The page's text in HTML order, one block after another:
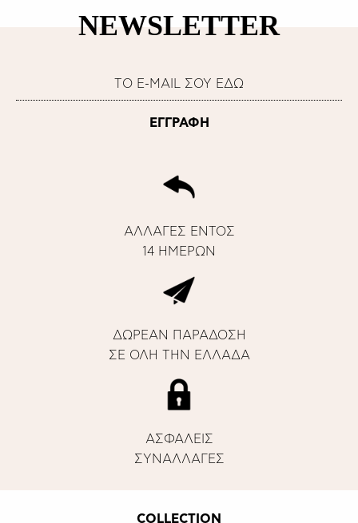
NEWSLETTER
ΑΛΛΑΓΕΣ ΕΝΤΟΣ
14 ΗΜΕΡΩΝ
ΔΩΡΕΑΝ ΠΑΡΑΔΟΣΗ
ΣΕ ΟΛΗ ΤΗΝ ΕΛΛΑΔΑ
ΑΣΦΑΛΕΙΣ
ΣΥΝΑΛΛΑΓΕΣ
COLLECTION